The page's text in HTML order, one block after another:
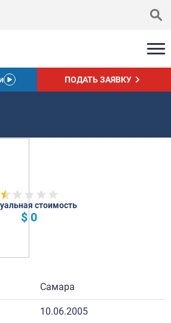
ПОДАТЬ ЗАЯВКУ
стоимость
$ 0
Самара
10.06.2005